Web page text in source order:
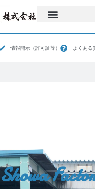
情報開示（許可証等） よくある
Showa